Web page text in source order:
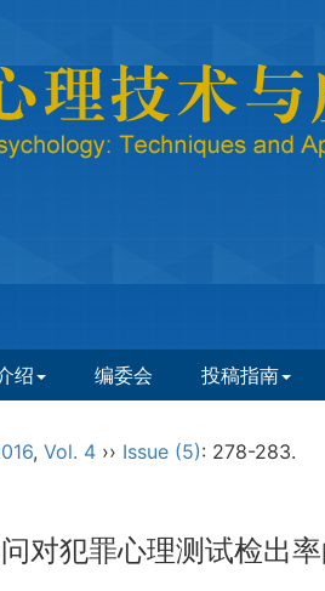
绍 编委会 投稿指南
, Vol. 4 ›› Issue (5): 278-283.
对犯罪心理测试检出